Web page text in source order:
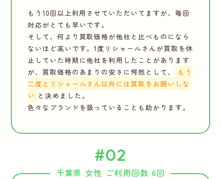
もう10回以上利用させていただいてますが、毎回
対応がとても早いです。
そして、何より買取価格が他社と比べものになら
ないほど高いです。1度リシャールさんが買取を休
止していた時期に他社を利用したことがあります
が、買取価格のあまりの安さに愕然として、
もう
二度とリシャールさん以外には買取をお願いしな
い と決めました。
色々なブランドを扱っていることも助かります。
#02
千葉県 女性 ご利用回数 6回